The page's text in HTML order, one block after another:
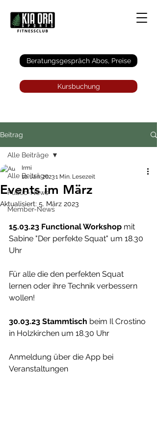
Beratungsgespräch Abos, Preise
Kursbuchung
Beitrag
Alle Beiträge
Public-News
Member-News
Alle Beiträge
Events im März
Irmi
10. Jan. 20231 Min. Lesezeit
Aktualisiert: 5. März 2023
15.03.23 Functional Workshop mit
Sabine "Der perfekte Squat" um 18.30
Uhr
Für alle die den perfekten Squat
lernen oder ihre Technik verbessern
wollen!
30.03.23 Stammtisch beim Il Crostino
in Holzkirchen um 18.30 Uhr
Anmeldung über die App bei
Veranstaltungen